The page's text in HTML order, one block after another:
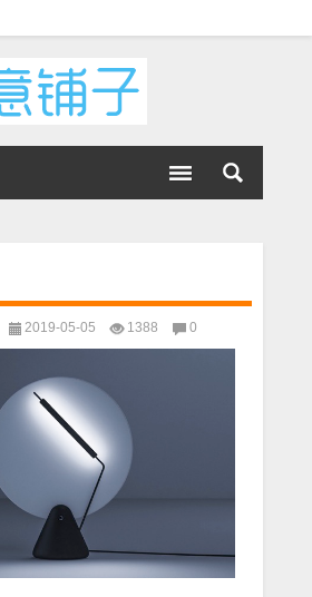
2019-05-05 1388 0